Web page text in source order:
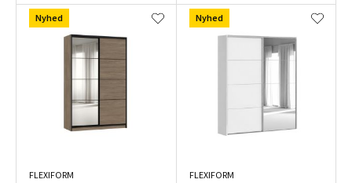
Nyhed
FLEXIFORM
Nyhed
FLEXIFORM